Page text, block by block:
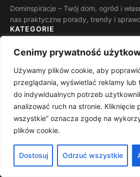
Cenimy prywatność
Używamy plików cookie, aby
przeglądania, wyświetlać reklamy lub
do indywidualnych potrzeb
analizować ruch na stronie. Kliknięcie
wszystkie” oznacza zgodę na
plików cookie.
Dostosuj Odrzuć wszystkie
Dominspiracje – Twój dom, ogród i
nas praktyczne porady, trendy i
KATEGORIE
Łazienka
Ogród
Dziecięce
Porady
Przedpokój
Salon
Stoliki
INFORMACJE